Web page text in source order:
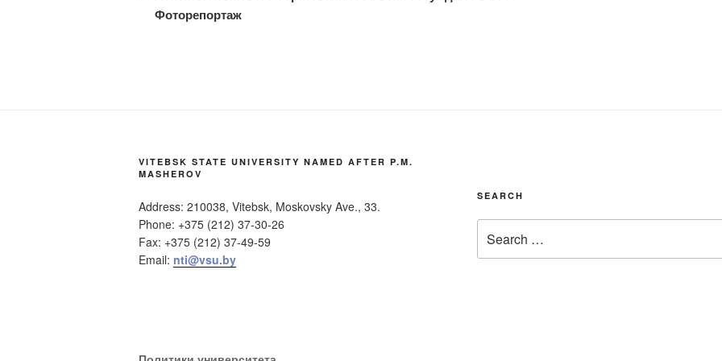
Фоторепортаж
VITEBSK STATE UNIVERSITY NAMED AFTER P.M.
MASHEROV
Address: 210038, Vitebsk, Moskovsky Ave., 33.
Phone: +375 (212) 37-30-26
Fax: +375 (212) 37-49-59
Email: nti@vsu.by
SEARCH
for: